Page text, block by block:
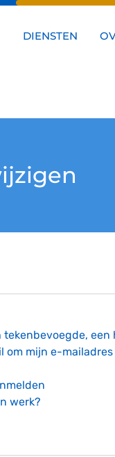
DIENSTEN
tekenbevoegde,
om mijn e-
werk?